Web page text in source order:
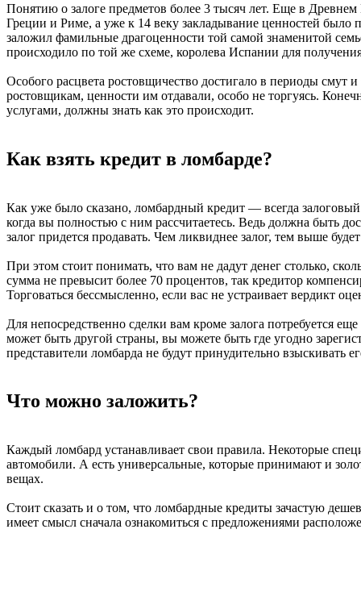
Понятию о залоге предметов более 3 тысяч лет. Еще в
Греции и Риме, а уже к 14 веку закладывание ценностей было
заложил фамильные драгоценности той самой знаменитой
происходило по той же схеме, королева Испании для
Особого расцвета ростовщичество достигало в периоды
ростовщикам, ценности им отдавали, особо не торгуясь.
услугами, должны знать как это происходит.
Как взять кредит в ломбарде?
Как уже было сказано, ломбардный кредит — всегда
когда вы полностью с ним рассчитаетесь. Ведь должна быть
залог придется продавать. Чем ликвиднее залог, тем выше
При этом стоит понимать, что вам не дадут денег столько,
сумма не превысит более 70 процентов, так кредитор
Торговаться бессмысленно, если вас не устраивает вердикт
Для непосредственно сделки вам кроме залога потребуется
может быть другой страны, вы можете быть где угодно
представители ломбарда не будут принудительно взыскивать
Что можно заложить?
Каждый ломбард устанавливает свои правила. Некоторые
автомобили. А есть универсальные, которые принимают и
вещах.
Стоит сказать и о том, что ломбардные кредиты зачастую
имеет смысл сначала ознакомиться с предложениями